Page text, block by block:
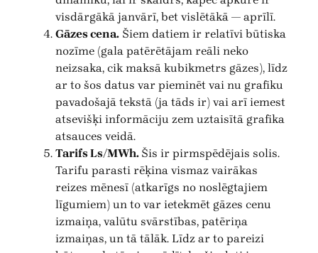
visdārgākā janvārī, bet vislētākā — aprīlī.
Gāzes cena. Šiem datiem ir relatīvi būtiska
nozīme (gala patērētājam reāli neko
neizsaka, cik maksā kubikmetrs gāzes), līdz
ar to šos datus var pieminēt vai nu grafiku
pavadošajā tekstā (ja tāds ir) vai arī iemest
atsevišķi informāciju zem uztaisītā grafika
atsauces veidā.
Tarifs Ls/MWh. Šis ir pirmspēdējais solis.
Tarifu parasti rēķina vismaz vairākas
reizes mēnesī (atkarīgs no noslēgtajiem
līgumiem) un to var ietekmēt gāzes cenu
izmaiņa, valūtu svārstības, patēriņa
izmaiņas, un tā tālāk. Līdz ar to pareizi